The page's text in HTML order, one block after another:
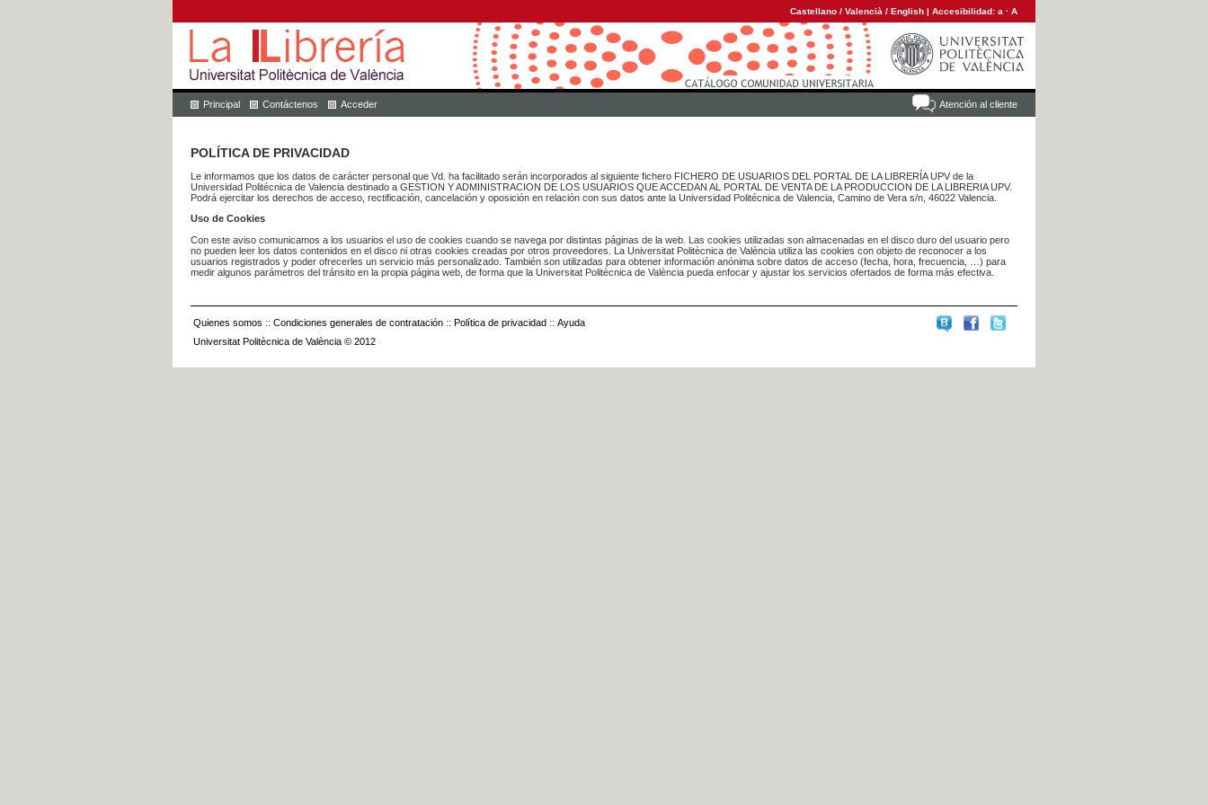
Castellano / Valencià / English | Accesibilidad: a · A
Atención al cliente
Principal Contáctenos Acceder
POLÍTICA DE PRIVACIDAD
Le informamos que los datos de carácter personal que Vd. ha facilitado serán incorporados al siguiente fichero FICHERO DE USUARIOS DEL PORTAL DE LA LIBRERÍA UPV de la
Universidad Politécnica de Valencia destinado a GESTION Y ADMINISTRACION DE LOS USUARIOS QUE ACCEDAN AL PORTAL DE VENTA DE LA PRODUCCION DE LA LIBRERIA UPV.
Podrá ejercitar los derechos de acceso, rectificación, cancelación y oposición en relación con sus datos ante la Universidad Politécnica de Valencia, Camino de Vera s/n, 46022 Valencia.
Uso de Cookies
Con este aviso comunicamos a los usuarios el uso de cookies cuando se navega por distintas páginas de la web. Las cookies utilizadas son almacenadas en el disco duro del usuario pero
no pueden leer los datos contenidos en el disco ni otras cookies creadas por otros proveedores. La Universitat Politècnica de València utiliza las cookies con objeto de reconocer a los
usuarios registrados y poder ofrecerles un servicio más personalizado. También son utilizadas para obtener información anónima sobre datos de acceso (fecha, hora, frecuencia, …) para
medir algunos parámetros del tránsito en la propia página web, de forma que la Universitat Politècnica de València pueda enfocar y ajustar los servicios ofertados de forma más efectiva.
Quienes somos :: Condiciones generales de contratación :: Política de privacidad :: Ayuda
Universitat Politècnica de València © 2012